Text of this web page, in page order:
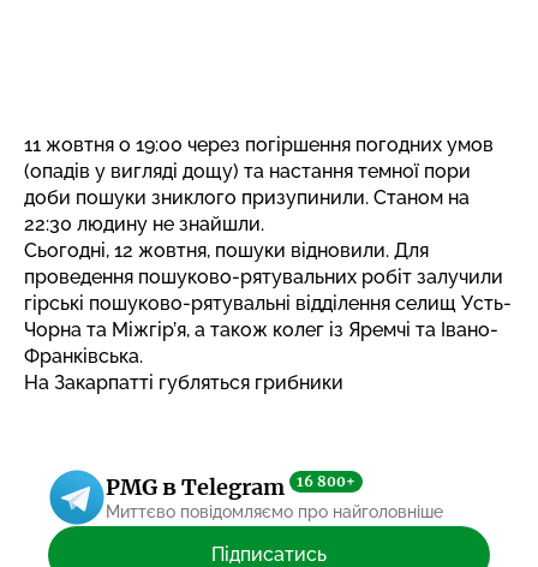
11 жовтня о 19:00 через погіршення погодних умов
(опадів у вигляді дощу) та настання темної пори
доби пошуки зниклого призупинили. Станом на
22:30 людину не знайшли.
Сьогодні, 12 жовтня, пошуки відновили. Для
проведення пошуково-рятувальних робіт залучили
гірські пошуково-рятувальні відділення селищ Усть-
Чорна та Міжгір’я, а також колег із Яремчі та Івано-
Франківська.
На Закарпатті губляться грибники
PMG в Telegram 16 800+
Миттєво повідомляємо про найголовніше
Підписатись